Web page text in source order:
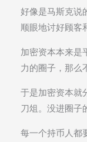
好像是马斯克说
顺眼地讨好顾客
加密资本本来是
力的圈子，那么
于是加密资本就
刀俎。没进圈子
每一个持币人都